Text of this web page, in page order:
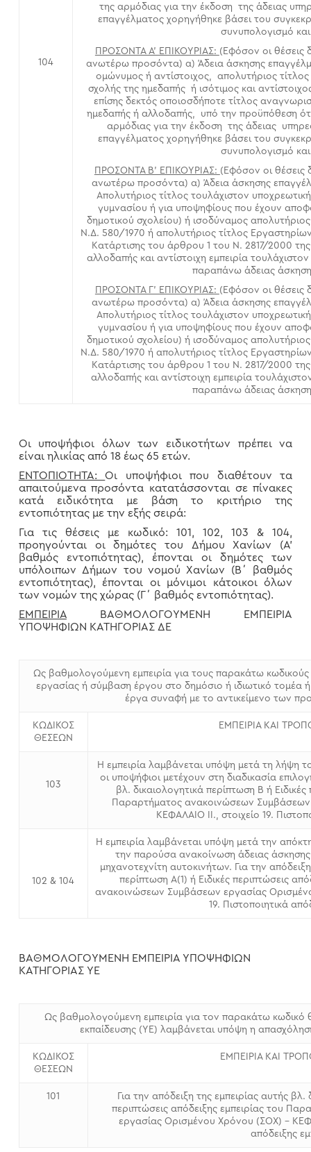
104
της αρμόδιας για την έκδοση της άδειας
επαγγέλματος χορηγήθηκε βάσει του
συνυπολογισμό και
ΠΡΟΣΟΝΤΑ Α’ ΕΠΙΚΟΥΡΙΑΣ: (Εφόσον οι θέσεις
ανωτέρω προσόντα) α) Άδεια άσκησης
ομώνυμος ή αντίστοιχος, απολυτήριος
σχολής της ημεδαπής ή ισότιμος και
επίσης δεκτός οποιοσδήποτε τίτλος
ημεδαπής ή αλλοδαπής, υπό την προϋπόθεση
αρμόδιας για την έκδοση της άδειας
επαγγέλματος χορηγήθηκε βάσει του
συνυπολογισμό και
ΠΡΟΣΟΝΤΑ Β’ ΕΠΙΚΟΥΡΙΑΣ: (Εφόσον οι
ανωτέρω προσόντα) α) Άδεια άσκησης
Απολυτήριος τίτλος τουλάχιστον
γυμνασίου ή για υποψηφίους που έχουν
δημοτικού σχολείου) ή ισοδύναμος
Ν.Δ. 580/1970 ή απολυτήριος τίτλος Εργαστηρίων
Κατάρτισης του άρθρου 1 του Ν. 2817/2000
αλλοδαπής και αντίστοιχη εμπειρία
παραπάνω άδειας
ΠΡΟΣΟΝΤΑ Γ’ ΕΠΙΚΟΥΡΙΑΣ: (Εφόσον οι θέσεις
ανωτέρω προσόντα) α) Άδεια άσκησης
Απολυτήριος τίτλος τουλάχιστον
γυμνασίου ή για υποψηφίους που έχουν
δημοτικού σχολείου) ή ισοδύναμος
Ν.Δ. 580/1970 ή απολυτήριος τίτλος Εργαστηρίων
Κατάρτισης του άρθρου 1 του Ν. 2817/2000
αλλοδαπής και αντίστοιχη εμπειρία
παραπάνω άδειας
Οι υποψήφιοι όλων των ειδικοτήτων πρέπει να
είναι ηλικίας από 18 έως 65 ετών.
ΕΝΤΟΠΙΟΤΗΤΑ:Οι υποψήφιοι που διαθέτουν τα
απαιτούμενα προσόντα κατατάσσονται σε πίνακες
κατά ειδικότητα με βάση το κριτήριο της
εντοπιότητας με την εξής σειρά:
Για τις θέσεις με κωδικό: 101, 102, 103 & 104,
προηγούνται οι δημότες του Δήμου Χανίων (Α’
βαθμός εντοπιότητας), έπονται οι δημότες των
υπόλοιπων Δήμων του νομού Χανίων (Β΄ βαθμός
εντοπιότητας), έπονται οι μόνιμοι κάτοικοι όλων
των νομών της χώρας (Γ΄ βαθμός εντοπιότητας).
ΕΜΠΕΙΡΙΑΒΑΘΜΟΛΟΓΟΥΜΕΝΗ ΕΜΠΕΙΡΙΑ
ΥΠΟΨΗΦΙΩΝ ΚΑΤΗΓΟΡΙΑΣ ΔΕ
Ως βαθμολογούμενη εμπειρία για τους παρακάτω
εργασίας ή σύμβαση έργου στο δημόσιο ή ιδιωτικό τομέα
έργα συναφή με το αντικείμενο των
ΚΩΔΙΚΟΣ
ΘΕΣΕΩΝ
ΕΜΠΕΙΡΙΑ ΚΑΙ
103
Η εμπειρία λαμβάνεται υπόψη μετά τη λήψη
οι υποψήφιοι μετέχουν στη διαδικασία
βλ. δικαιολογητικά περίπτωση Β ή
Παραρτήματος ανακοινώσεων
ΚΕΦΑΛΑΙΟ IΙ., στοιχείο 19.
102 & 104
Η εμπειρία λαμβάνεται υπόψη μετά την
την παρούσα ανακοίνωση άδειας
μηχανοτεχνίτη αυτοκινήτων. Για την
περίπτωση Α(1) ή Ειδικές περιπτώσεις
ανακοινώσεων Συμβάσεων εργασίας
19. Πιστοποιητικά
ΒΑΘΜΟΛΟΓΟΥΜΕΝΗ ΕΜΠΕΙΡΙΑ ΥΠΟΨΗΦΙΩΝ
ΚΑΤΗΓΟΡΙΑΣ ΥΕ
Ως βαθμολογούμενη εμπειρία για τον παρακάτω κωδικό
εκπαίδευσης (ΥΕ) λαμβάνεται υπόψη η
ΚΩΔΙΚΟΣ
ΘΕΣΕΩΝ
ΕΜΠΕΙΡΙΑ ΚΑΙ
101
Για την απόδειξη της εμπειρίας αυτής
περιπτώσεις απόδειξης εμπειρίας του
εργασίας Ορισμένου Χρόνου (ΣΟΧ) –
απόδειξης